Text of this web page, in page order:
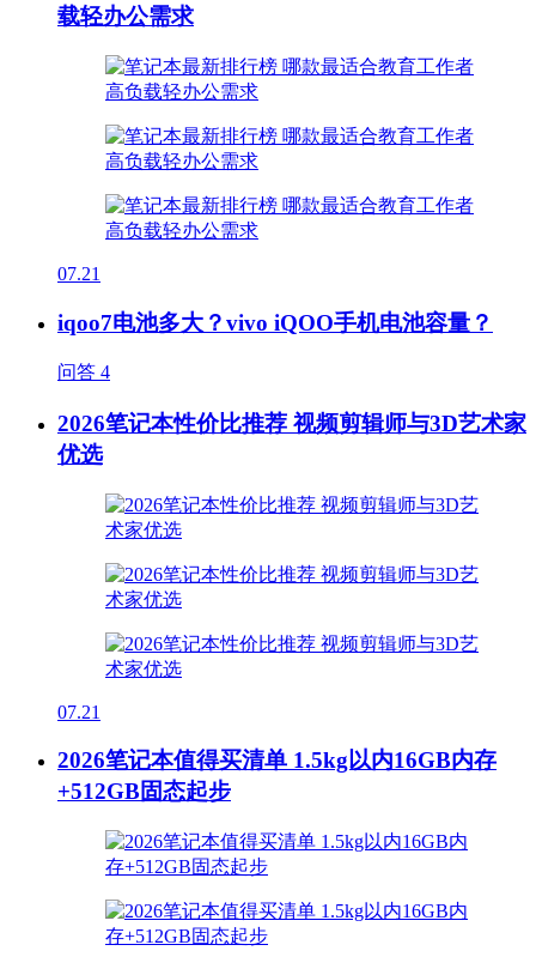
载轻办公需求
07.21
iqoo7电池多大？vivo iQOO手机电池容量？
问答 4
2026笔记本性价比推荐 视频剪辑师与3D艺术家
优选
07.21
2026笔记本值得买清单 1.5kg以内16GB内存
+512GB固态起步